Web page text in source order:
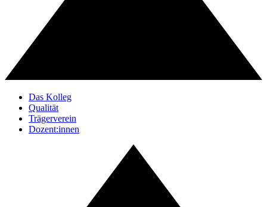
Das Kolleg
Qualität
Trägerverein
Dozent:innen